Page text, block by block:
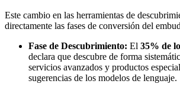
Este cambio en las herramientas de
directamente las fases de conversión del
Fase de Descubrimiento: El 35% de
declara que descubre de forma
servicios avanzados y productos
sugerencias de los modelos de lenguaje.